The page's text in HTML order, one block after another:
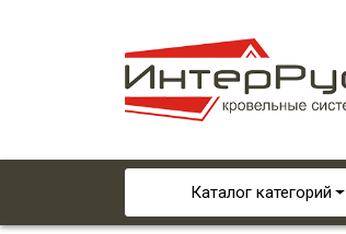
Каталог категорий